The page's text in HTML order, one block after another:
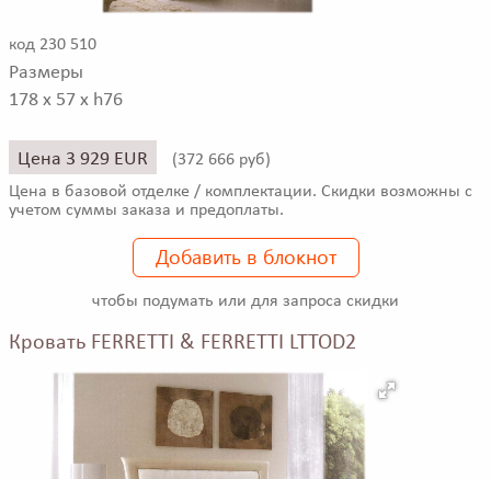
код 230 510
Размеры
178 x 57 x h76
Цена 3 929 EUR (372 666 руб)
Цена в базовой отделке / комплектации. Скидки возможны с
учетом суммы заказа и предоплаты.
Добавить в блокнот
чтобы подумать или для запроса скидки
Кровать FERRETTI & FERRETTI LTTOD2